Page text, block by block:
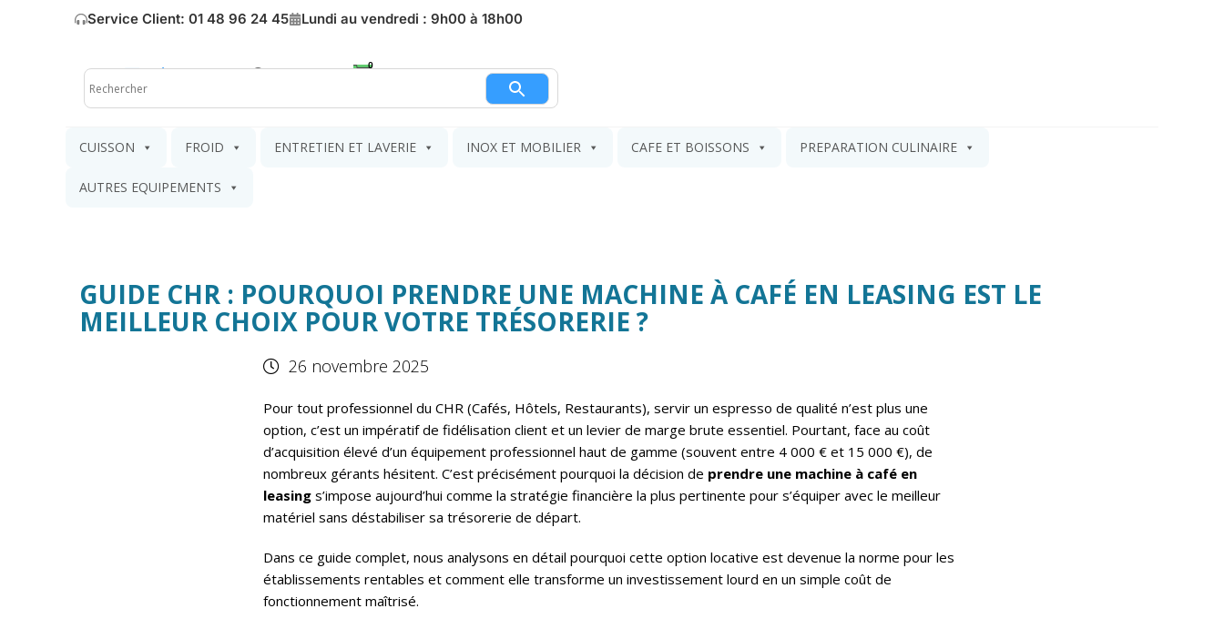
Service Client: 01 48 96 24 45 Lundi au vendredi : 9h00 à 18h00
Mon compte Mon panier
CUISSON FROID ENTRETIEN ET LAVERIE INOX ET MOBILIER CAFE ET BOISSONS PREPARATION CULINAIRE
AUTRES EQUIPEMENTS
GUIDE CHR : POURQUOI PRENDRE UNE MACHINE À CAFÉ EN LEASING EST LE
MEILLEUR CHOIX POUR VOTRE TRÉSORERIE ?
26 novembre 2025
Pour tout professionnel du CHR (Cafés, Hôtels, Restaurants), servir un espresso de qualité n’est plus une
option, c’est un impératif de fidélisation client et un levier de marge brute essentiel. Pourtant, face au coût
d’acquisition élevé d’un équipement professionnel haut de gamme (souvent entre 4 000 € et 15 000 €), de
nombreux gérants hésitent. C’est précisément pourquoi la décision de prendre une machine à café en
leasings’impose aujourd’hui comme la stratégie financière la plus pertinente pour s’équiper avec le meilleur
matériel sans déstabiliser sa trésorerie de départ.
Dans ce guide complet, nous analysons en détail pourquoi cette option locative est devenue la norme pour les
établissements rentables et comment elle transforme un investissement lourd en un simple coût de
fonctionnement maîtrisé.